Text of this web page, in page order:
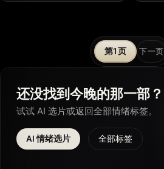
文
章
分
页
1 下一页
还没找到今晚的那一部？
试试 AI 选片或返回全部情绪标签。
AI 情绪选片 全部标签